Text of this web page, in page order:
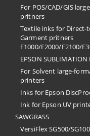
For POS/CAD/GIS
pritners
Textile inks for Direct-
Garment pritners
F1000/F2000/F2100/
EPSON SUBLIMATION
For Solvent large-
printers
Inks for Epson
Ink for Epson UV
SAWGRASS
VersiFlex SG500/